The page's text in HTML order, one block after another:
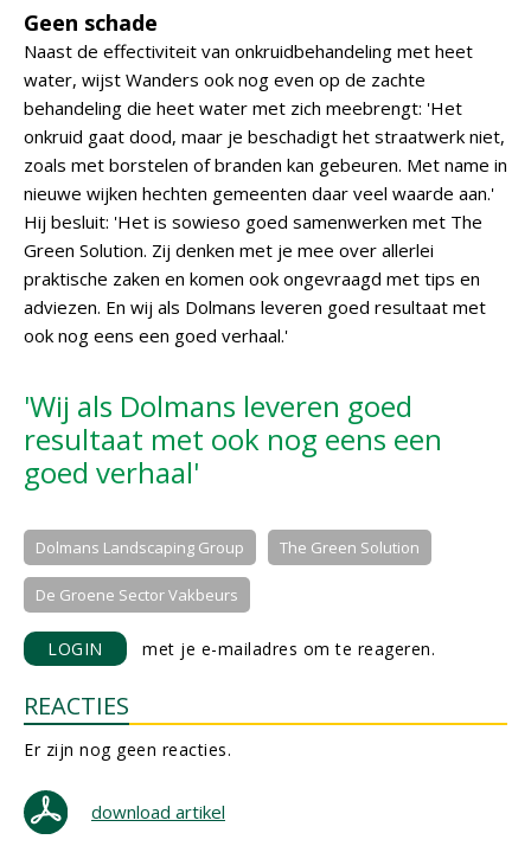
Geen schade
Naast de effectiviteit van onkruidbehandeling met heet
water, wijst Wanders ook nog even op de zachte
behandeling die heet water met zich meebrengt: 'Het
onkruid gaat dood, maar je beschadigt het straatwerk niet,
zoals met borstelen of branden kan gebeuren. Met name in
nieuwe wijken hechten gemeenten daar veel waarde aan.'
Hij besluit: 'Het is sowieso goed samenwerken met The
Green Solution. Zij denken met je mee over allerlei
praktische zaken en komen ook ongevraagd met tips en
adviezen. En wij als Dolmans leveren goed resultaat met
ook nog eens een goed verhaal.'
'Wij als Dolmans leveren goed
resultaat met ook nog eens een
goed verhaal'
Dolmans Landscaping Group The Green Solution
De Groene Sector Vakbeurs
LOGIN met je e-mailadres om te reageren.
REACTIES
Er zijn nog geen reacties.
download artikel